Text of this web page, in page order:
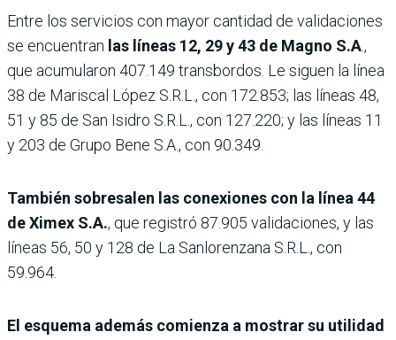
Entre los servicios con mayor cantidad de validaciones
se encuentran las líneas 12, 29 y 43 de Magno S.A.,
que acumularon 407.149 transbordos. Le siguen la línea
38 de Mariscal López S.R.L., con 172.853; las líneas 48,
51 y 85 de San Isidro S.R.L., con 127.220; y las líneas 11
y 203 de Grupo Bene S.A., con 90.349.
También sobresalen las conexiones con la línea 44
de Ximex S.A., que registró 87.905 validaciones, y las
líneas 56, 50 y 128 de La Sanlorenzana S.R.L., con
59.964.
El esquema además comienza a mostrar su utilidad